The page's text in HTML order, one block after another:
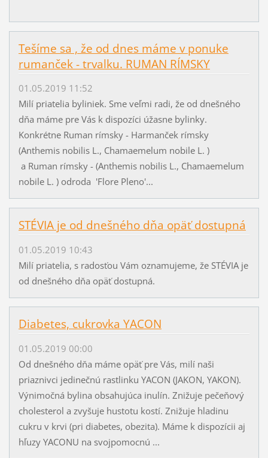
Tešíme sa , že od dnes máme v ponuke
rumanček - trvalku. RUMAN RÍMSKY
01.05.2019 11:52
Milí priatelia byliniek. Sme veľmi radi, že od dnešného
dňa máme pre Vás k dispozíci úžasne bylinky.
Konkrétne Ruman rímsky - Harmanček rímsky
(Anthemis nobilis L., Chamaemelum nobile L. )
a Ruman rímsky - (Anthemis nobilis L., Chamaemelum
nobile L. ) odroda 'Flore Pleno'...
STÉVIA je od dnešného dňa opäť dostupná
01.05.2019 10:43
Milí priatelia, s radosťou Vám oznamujeme, že STÉVIA je
od dnešného dňa opäť dostupná.
Diabetes, cukrovka YACON
01.05.2019 00:00
Od dnešného dňa máme opäť pre Vás, milí naši
priaznivci jedinečnú rastlinku YACON (JAKON, YAKON).
Výnimočná bylina obsahujúca inulín. Znižuje pečeňový
cholesterol a zvyšuje hustotu kostí. Znižuje hladinu
cukru v krvi (pri diabetes, obezita). Máme k dispozícii aj
hľuzy YACONU na svojpomocnú ...